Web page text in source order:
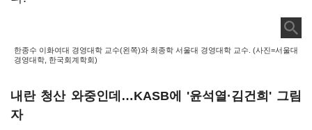
한종수 이화여대 경영대학 교수(왼쪽)와 최종학 서울대 경영대학 교수. (사진=서울대
경영대학, 한국회계학회)
내란 청산 와중인데…KASB에 '윤석열·김건희' 그림
자